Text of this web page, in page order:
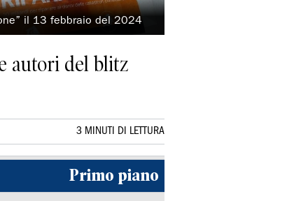
il 13 febbraio del 2024
autori del blitz
3 MINUTI DI LETTURA
Primo piano